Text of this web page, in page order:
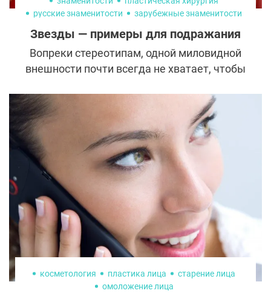
русские знаменитости
зарубежные знаменитости
Звезды — примеры для подражания
Вопреки стереотипам, одной миловидной
внешности почти всегда не хватает, чтобы
сохранить успех и славу на долгие годы.
Сочетание красоты и сильного характера
— вот настоящая сила. Рассказываем о
знаменитостях, которые по праву сегодня
являются кумирами миллионов и служат
примером для подражания.
косметология пластика лица
старение лица
омоложение лица